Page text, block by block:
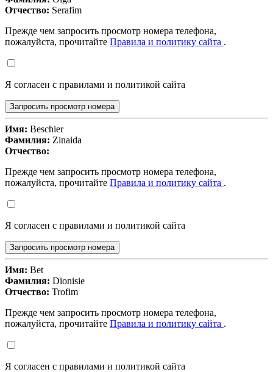
Отчество: Serafim
Прежде чем запросить просмотр номера телефона,
пожалуйста, прочитайте Правила и политику сайта .
Я согласен с правилами и политикой сайта
Запросить просмотр номера
Имя: Beschier
Фамилия: Zinaida
Отчество:
Прежде чем запросить просмотр номера телефона,
пожалуйста, прочитайте Правила и политику сайта .
Я согласен с правилами и политикой сайта
Запросить просмотр номера
Имя: Bet
Фамилия: Dionisie
Отчество: Trofim
Прежде чем запросить просмотр номера телефона,
пожалуйста, прочитайте Правила и политику сайта .
Я согласен с правилами и политикой сайта